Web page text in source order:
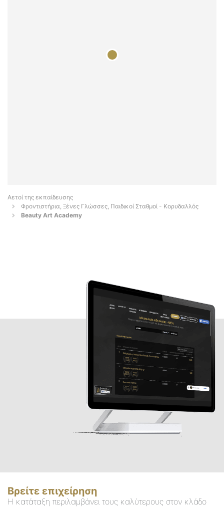
Αετοί της εκπαίδευσης
Φροντιστήρια, Ξένες Γλώσσες, Παιδικοί Σταθμοί - Κορυδαλλός
Beauty Art Academy
Βρείτε επιχείρηση
Η κατάταξη περιλαμβάνει τους καλύτερους στον κλάδο